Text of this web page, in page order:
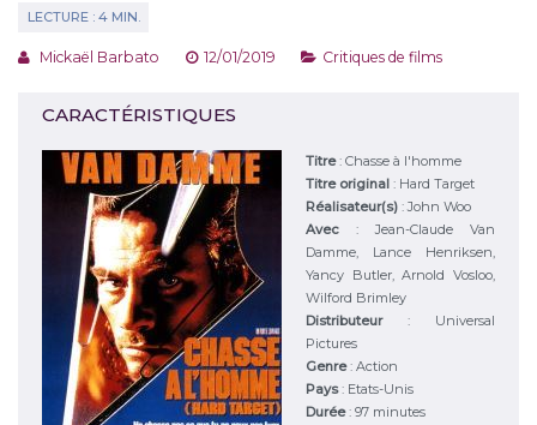
Mickaël Barbato 12/01/2019 Critiques de films
CARACTÉRISTIQUES
Titre: Chasse à l'homme
Titre original : Hard Target
Réalisateur(s) :John Woo
Avec :Jean-Claude Van
Damme, Lance Henriksen,
Yancy Butler, Arnold Vosloo,
Wilford Brimley
Distributeur : Universal
Pictures
Genre: Action
Pays: Etats-Unis
Durée: 97 minutes